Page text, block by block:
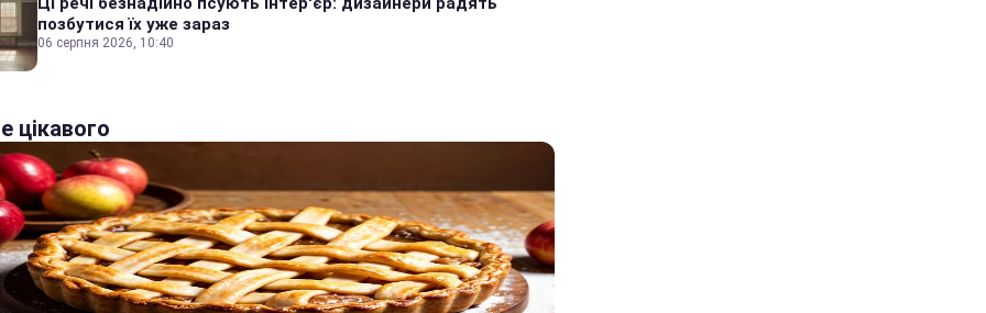
позбутися їх уже зараз
06 серпня 2026, 10:40
цікавого